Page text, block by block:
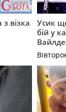
візка
Усик
бій у